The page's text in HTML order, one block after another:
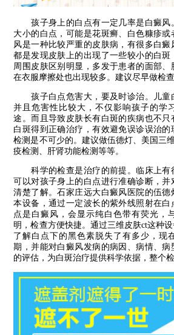
孩子身上的白点有一定几率是白癜风
大小的白点，可能是花斑癣、白色糠疹
风是一种比较严重的皮肤病，有很多白癜
都是发现皮肤上的出现了一些较小的白
周围皮肤区别明显，多发于患者的面部、
在衣服摩擦处也出现较多。建议尽早做检查
孩子白点危害大，要及时诊治。儿童
并且危害性比较大，不仅影响孩子的学
途。而且导致皮肤长有白斑的疾病也不只
白斑得到正确治疗，有效避免误诊误治
检测是不可少的。建议做伍德灯、美国三
疫检测、肝肾功能检测等等。
科学的检查是治疗的前提。临床上有
可以对孩子身上的白点进行准确诊断，并
清楚了解。石家庄远大白癜风医院的伍
本设备，通过一定波长的紫外线照射在白
点是白癜风，会显示纯白色带有荧光，
明，检查方便快捷。通过三维皮肤ct这种
了解白点下的黑色素脱失了有多少，现
期，并能对白癜风发病的病因、病情、
的评估，为白斑治疗提供科学依据，整个